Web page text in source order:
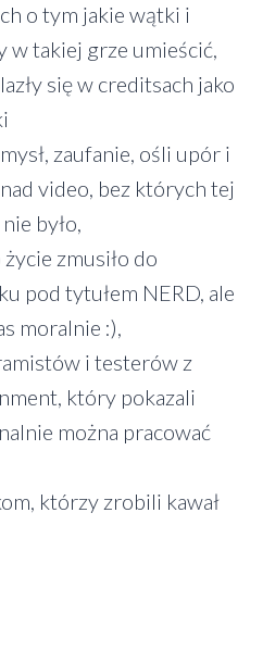
o tym jakie wątki i
w takiej grze umieścić,
się w creditsach jako
zaufanie, ośli upór i
video, bez których tej
było,
zmusiło do
pod tytułem NERD, ale
moralnie :),
i testerów z
który pokazali
można pracować
którzy zrobili kawał